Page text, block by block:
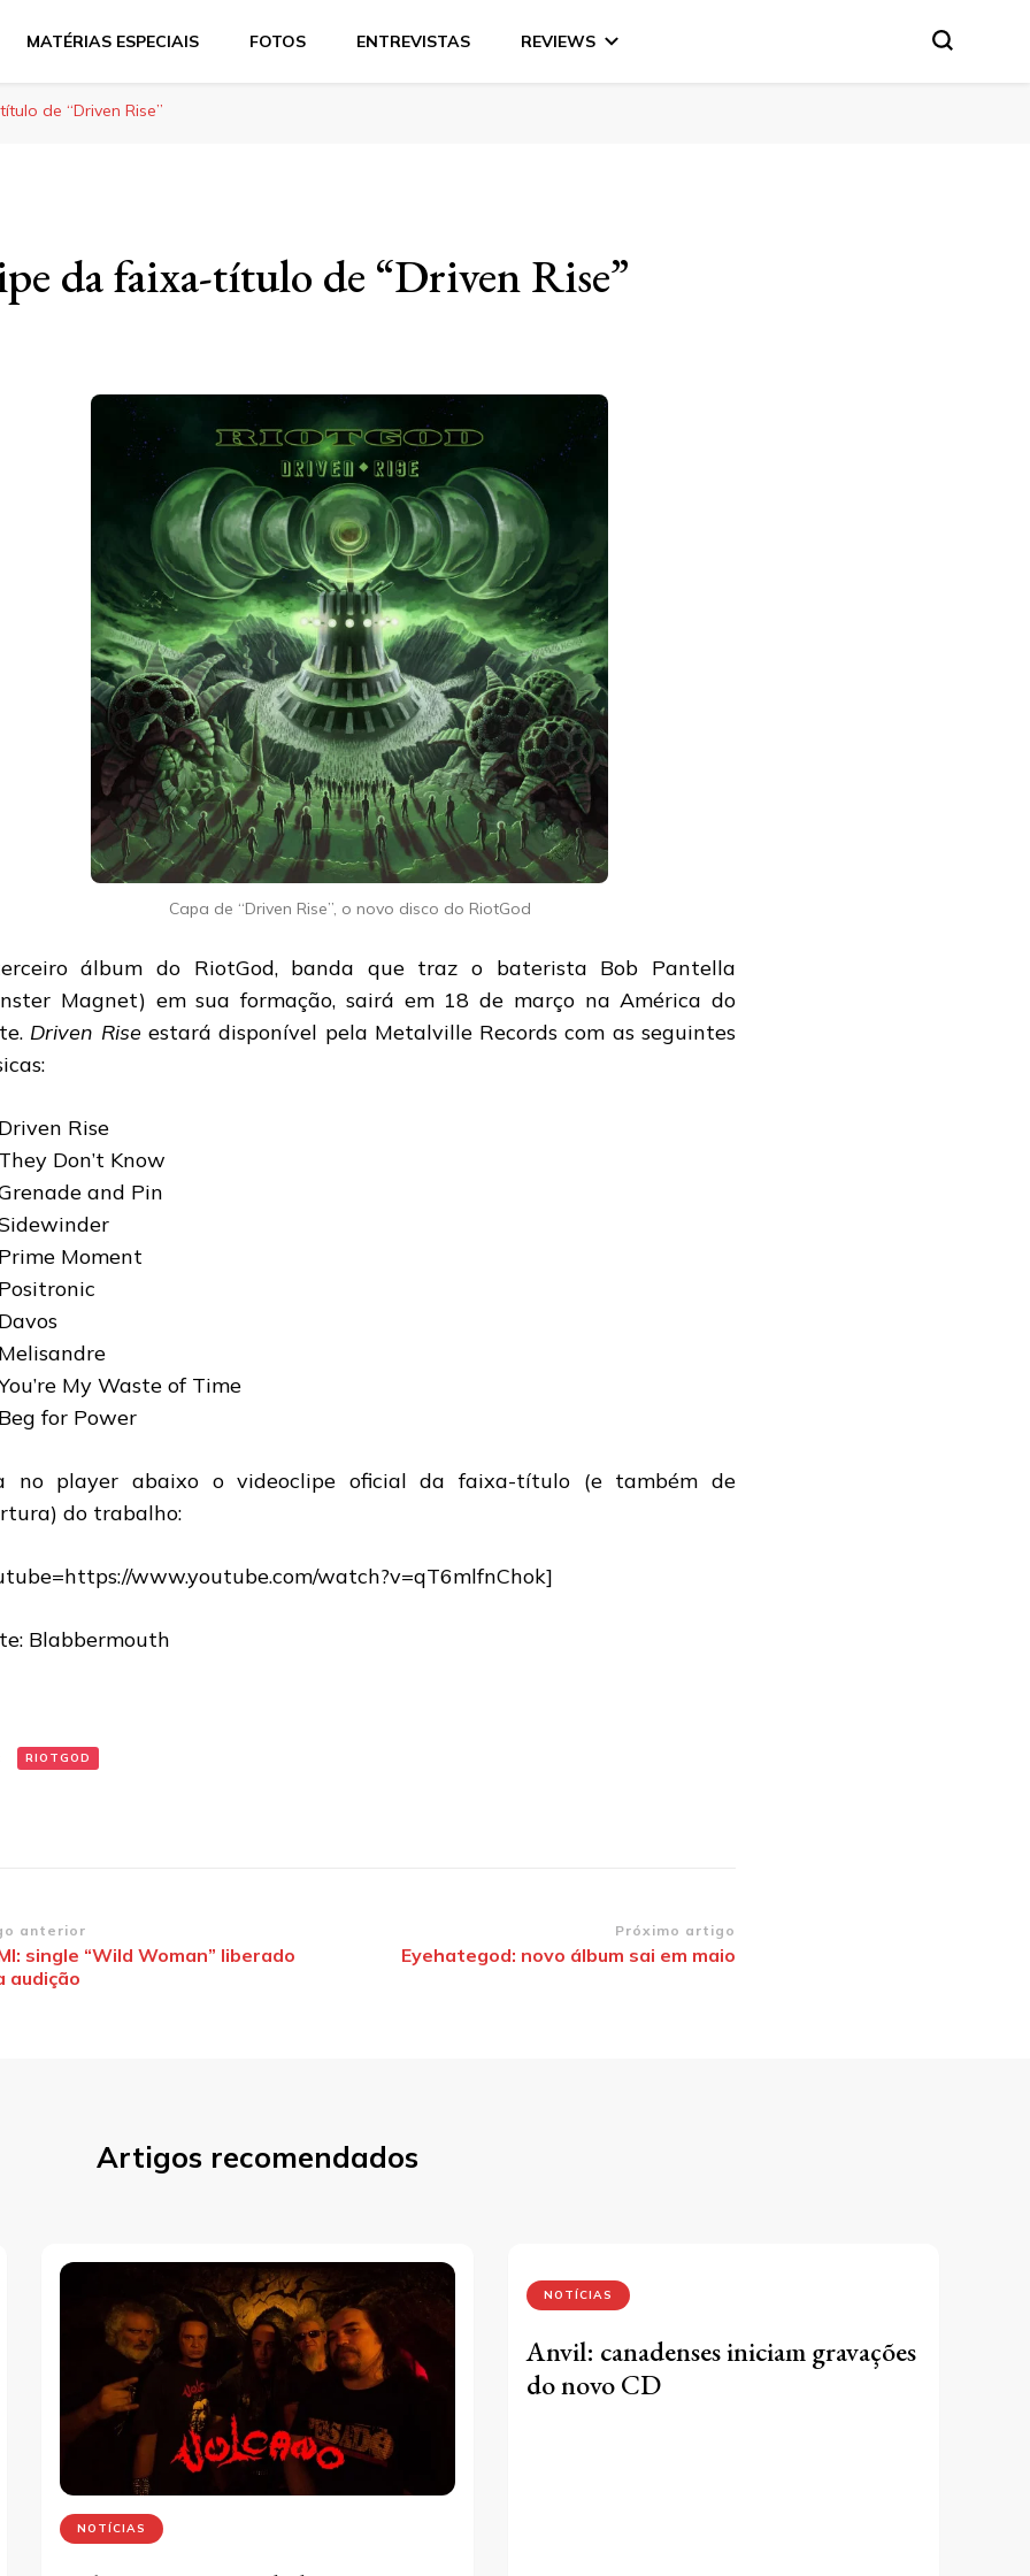
MATÉRIAS ESPECIAIS FOTOS ENTREVISTAS REVIEWS
de “Driven Rise”
da faixa-título de “Driven Rise”
Capa de “Driven Rise”, o novo disco do RiotGod
álbum do RiotGod, banda que traz o baterista Bob Pantella
Magnet) em sua formação, sairá em 18 de março na América do
Driven Rise estará disponível pela Metalville Records com as seguintes
Rise
Don’t Know
and Pin
Moment
My Waste of Time
for Power
no player abaixo o videoclipe oficial da faixa-título (e também de
do trabalho:
www.youtube.com/watch?v=qT6mlfnChok]
Blabbermouth
RIOTGOD
anterior
single “Wild Woman” liberado
audição
Próximo artigo
Eyehategod: novo álbum sai em maio
Artigos recomendados
NOTÍCIAS
NOTÍCIAS
Anvil: canadenses iniciam gravações
do novo CD